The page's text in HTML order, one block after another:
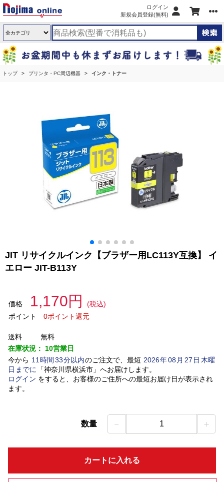
ログイン
新規会員登録(無料)
トップ プリンタ・PC周辺機器 インク・トナー
JIT リサイクルインク【ブラザー用LC113Y互換】 イ
エロー JIT-B113Y
価格 1,170円
(税込)
ポイント
0ポイント還元
送料
無料
在庫状況： 10営業日
今から 11 時間 33分以内のご注文で、最短 2026年08 月 27 日木曜
日 までに 「神奈川県横浜市」 へお届けします。
ログイン をすると、お客様のご住所への最短お届け日が表示され
ます。
数量 － 1 ＋
カートに入れる